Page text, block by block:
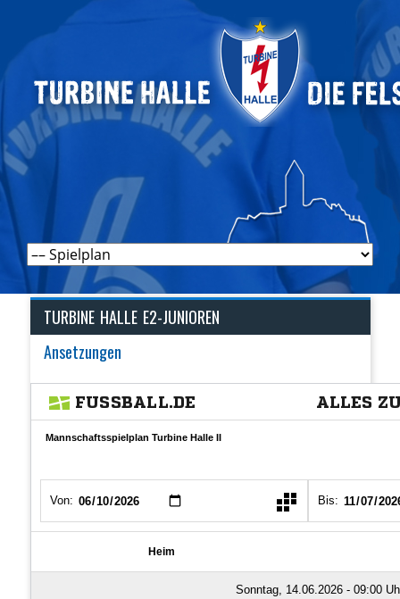
Navigation
überspringen
TURBINE HALLE E2-JUNIOREN
Ansetzungen